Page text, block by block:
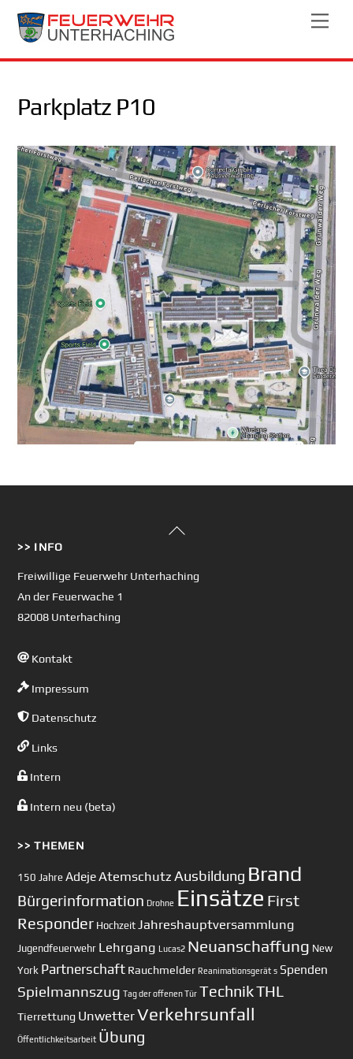
Skip
Parkplatz P10
Back
>> INFO
Freiwillige Feuerwehr Unterhaching
An der Feuerwache 1
82008 Unterhaching
Kontakt
Impressum
Datenschutz
Links
Intern
Intern neu (beta)
>> THEMEN
150 Jahre AdejeAtemschutz Ausbildung Brand
Bürgerinformation Drohne Einsätze First
Responder Hochzeit Jahreshauptversammlung
Jugendfeuerwehr Lehrgang Lucas2 Neuanschaffung New
York Partnerschaft Rauchmelder Reanimationsgerät s Spenden
Spielmannszug Tag der offenen Tür TechnikTHL
Tierrettung UnwetterVerkehrsunfall
Öffentlichkeitsarbeit Übung